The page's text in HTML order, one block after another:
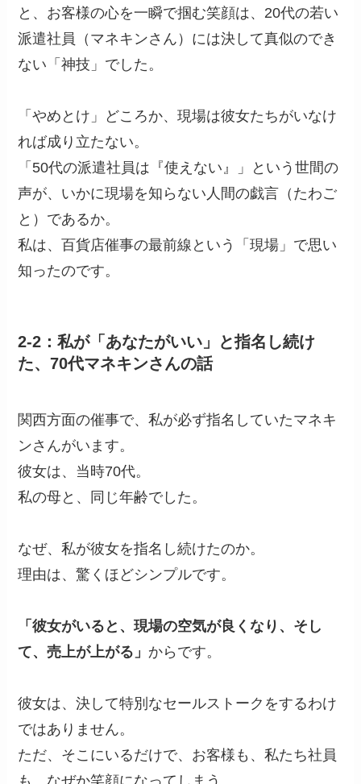
と、お客様の心を一瞬で掴む笑顔は、20代の若い
派遣社員（マネキンさん）には決して真似のでき
ない「神技」でした。
「やめとけ」どころか、現場は彼女たちがいなけ
れば成り立たない。
「50代の派遣社員は『使えない』」という世間の
声が、いかに現場を知らない人間の戯言（たわご
と）であるか。
私は、百貨店催事の最前線という「現場」で思い
知ったのです。
2-2：私が「あなたがいい」と指名し続け
た、70代マネキンさんの話
関西方面の催事で、私が必ず指名していたマネキ
ンさんがいます。
彼女は、当時70代。
私の母と、同じ年齢でした。
なぜ、私が彼女を指名し続けたのか。
理由は、驚くほどシンプルです。
「彼女がいると、現場の空気が良くなり、そし
て、売上が上がる」 からです。
彼女は、決して特別なセールストークをするわけ
ではありません。
ただ、そこにいるだけで、お客様も、私たち社員
も、なぜか笑顔になってしまう。